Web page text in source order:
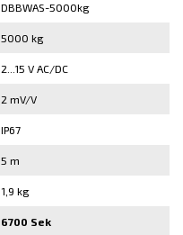
DBBWAS-5000kg
5000 kg
2...15 V AC/DC
2 mV/V
IP67
5 m
1,9 kg
6700 Sek